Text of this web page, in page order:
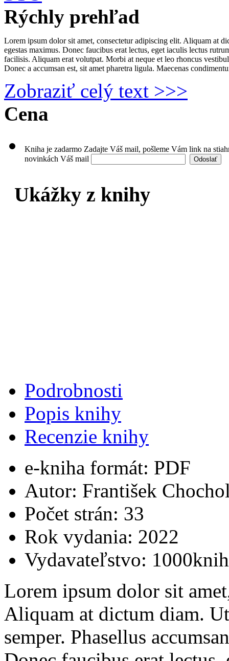
Rýchly prehľad
Lorem ipsum dolor sit amet, consectetur adipiscing elit. Aliquam at
egestas maximus. Donec faucibus erat lectus, eget iaculis lectus
facilisis. Aliquam erat volutpat. Morbi at neque et leo rhoncus
Donec a accumsan est, sit amet pharetra ligula. Maecenas
Zobraziť celý text >>>
Cena
Kniha je zadarmo Zadajte Váš mail, pošleme Vám link na
novinkách Váš mail
Ukážky z knihy
Podrobnosti
Popis knihy
Recenzie knihy
e-kniha formát: PDF
Autor: František
Počet strán: 33
Rok vydania: 2022
Vydavateľstvo:
Lorem ipsum dolor sit
Aliquam at dictum diam.
semper. Phasellus